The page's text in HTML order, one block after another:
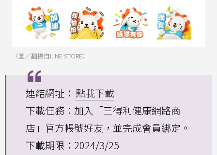
（圖／翻攝自LINE STORE）
連結網址： 點我下載
下載任務：加入「三得利健康網路商
店」官方帳號好友，並完成會員綁定。
下載期限：2024/3/25